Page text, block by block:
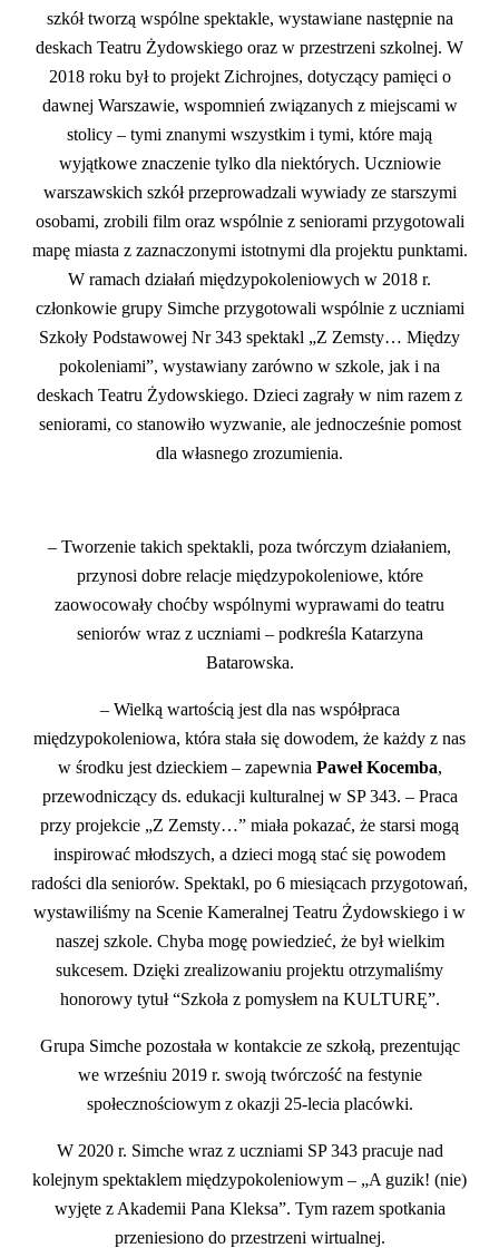
szkół tworzą wspólne spektakle, wystawiane następnie na
deskach Teatru Żydowskiego oraz w przestrzeni szkolnej. W
2018 roku był to projekt Zichrojnes, dotyczący pamięci o
dawnej Warszawie, wspomnień związanych z miejscami w
stolicy – tymi znanymi wszystkim i tymi, które mają
wyjątkowe znaczenie tylko dla niektórych. Uczniowie
warszawskich szkół przeprowadzali wywiady ze starszymi
osobami, zrobili film oraz wspólnie z seniorami przygotowali
mapę miasta z zaznaczonymi istotnymi dla projektu punktami.
W ramach działań międzypokoleniowych w 2018 r.
członkowie grupy Simche przygotowali wspólnie z uczniami
Szkoły Podstawowej Nr 343 spektakl „Z Zemsty… Między
pokoleniami”, wystawiany zarówno w szkole, jak i na
deskach Teatru Żydowskiego. Dzieci zagrały w nim razem z
seniorami, co stanowiło wyzwanie, ale jednocześnie pomost
dla własnego zrozumienia.
– Tworzenie takich spektakli, poza twórczym działaniem,
przynosi dobre relacje międzypokoleniowe, które
zaowocowały choćby wspólnymi wyprawami do teatru
seniorów wraz z uczniami – podkreśla Katarzyna
Batarowska.
– Wielką wartością jest dla nas współpraca
międzypokoleniowa, która stała się dowodem, że każdy z nas
w środku jest dzieckiem – zapewnia Paweł Kocemba,
przewodniczący ds. edukacji kulturalnej w SP 343. – Praca
przy projekcie „Z Zemsty…” miała pokazać, że starsi mogą
inspirować młodszych, a dzieci mogą stać się powodem
radości dla seniorów. Spektakl, po 6 miesiącach przygotowań,
wystawiliśmy na Scenie Kameralnej Teatru Żydowskiego i w
naszej szkole. Chyba mogę powiedzieć, że był wielkim
sukcesem. Dzięki zrealizowaniu projektu otrzymaliśmy
honorowy tytuł “Szkoła z pomysłem na KULTURĘ”.
Grupa Simche pozostała w kontakcie ze szkołą, prezentując
we wrześniu 2019 r. swoją twórczość na festynie
społecznościowym z okazji 25-lecia placówki.
W 2020 r. Simche wraz z uczniami SP 343 pracuje nad
kolejnym spektaklem międzypokoleniowym – „A guzik! (nie)
wyjęte z Akademii Pana Kleksa”. Tym razem spotkania
przeniesiono do przestrzeni wirtualnej.